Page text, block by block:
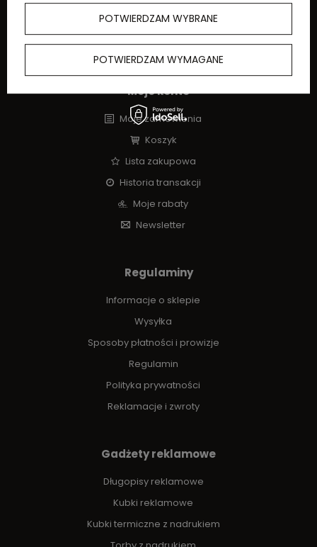
Status zamówienia
Moje konto
Moje zamówienia
Koszyk
Lista zakupowa
Historia transakcji
Moje rabaty
Newsletter
Regulaminy
Informacje o sklepie
Wysyłka
Sposoby płatności i prowizje
Regulamin
Polityka prywatności
Reklamacje i zwroty
Gadżety reklamowe
Długopisy reklamowe
Kubki reklamowe
Kubki termiczne z nadrukiem
POTWIERDZAM WYBRANE
POTWIERDZAM WYMAGANE